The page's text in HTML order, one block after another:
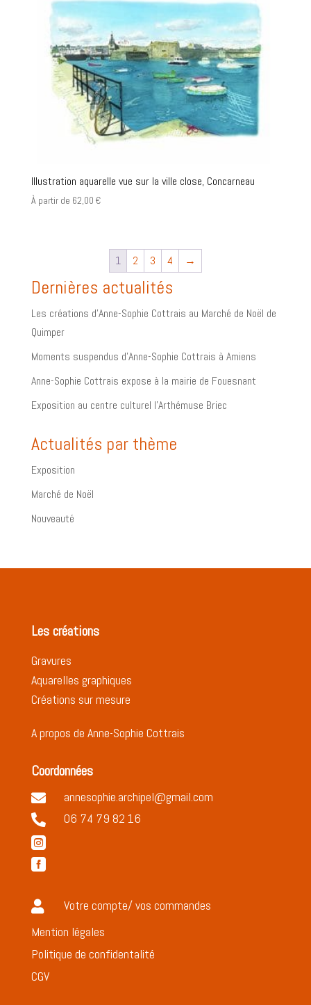
Illustration aquarelle vue sur la ville close, Concarneau
À partir de 62,00 €
1 2 3 4 →
Dernières actualités
Les créations d’Anne-Sophie Cottrais au Marché de Noël de
Quimper
Moments suspendus d’Anne-Sophie Cottrais à Amiens
Anne-Sophie Cottrais expose à la mairie de Fouesnant
Exposition au centre culturel l’Arthémuse Briec
Actualités par thème
Exposition
Marché de Noël
Nouveauté
Les créations
Gravures
Aquarelles graphiques
Créations sur mesure
A propos de Anne-Sophie Cottrais
Coordonnées
 annesophie.archipel@gmail.com
 06 74 79 82 16



Votre compte/ vos commandes
Mention légales
Politique de confidentalité
CGV